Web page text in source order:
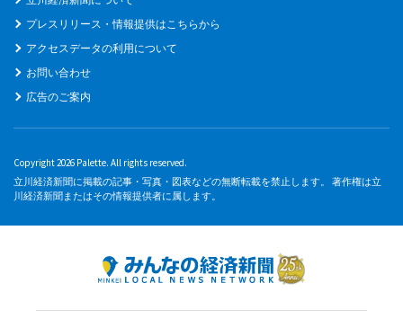
プレスリリース・情報提供はこちらから
アクセスデータの利用について
お問い合わせ
広告のご案内
Copyright 2026 Palette. All rights reserved.
立川経済新聞に掲載の記事・写真・図表などの無断転載を禁止します。 著作権は立
川経済新聞またはその情報提供者に属します。